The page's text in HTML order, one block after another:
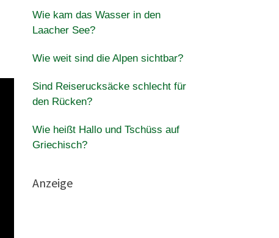
Wie kam das Wasser in den
Laacher See?
Wie weit sind die Alpen sichtbar?
Sind Reiserucksäcke schlecht für
den Rücken?
Wie heißt Hallo und Tschüss auf
Griechisch?
Anzeige